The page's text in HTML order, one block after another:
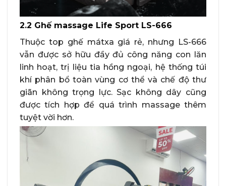
2.2 Ghế massage Life Sport LS-666
Thuộc top ghế mátxa giá rẻ, nhưng LS-666
vẫn được sở hữu đầy đủ công năng con lăn
linh hoạt, trị liệu tia hồng ngoại, hệ thống túi
khí phân bổ toàn vùng cơ thể và chế độ thư
giãn không trọng lực. Sạc không dây cũng
được tích hợp để quá trình massage thêm
tuyệt vời hơn.